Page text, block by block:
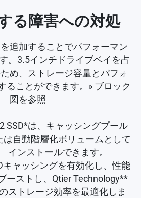
る障害への対処
追加することでパフォーマン
。3.5インチドライブベイを占
め、ストレージ容量とパフォ
ることができます。» ブロック
図を参照
SSD*は、キャッシングプール
は自動階層化ボリュームとして
インストールできます。
キャッシングを有効化し、性能
ーストし、Qtier Technology**
ストレージ効率を最適化しま